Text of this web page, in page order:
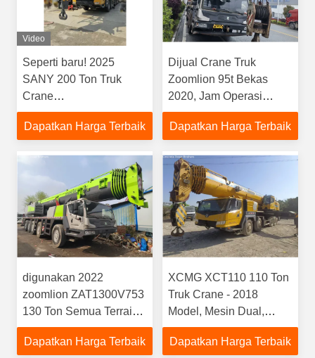
Video
Seperti baru! 2025
SANY 200 Ton Truk
Crane
SYM5602JQZ200C8
Full Hydraulic Crane
Baru, 1000+ Jam)
Dapatkan Harga Terbaik
Dijual Crane Truk
Zoomlion 95t Bekas
2020, Jam Operasi
Rendah, Harga Terbaik,
Kontrol Pilot, Kondisi
Dapatkan Harga Terbaik
digunakan 2022
zoomlion ZAT1300V753
130 Ton Semua Terrain
Crane Stock
Dapatkan Harga Terbaik
XCMG XCT110 110 Ton
Truk Crane - 2018
Model, Mesin Dual,
Stock Unit, Nilai Terbaik
Dapatkan Harga Terbaik